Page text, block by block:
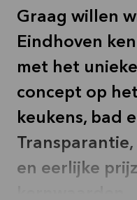
Graag willen
Eindhoven
met het
concept op
keukens, bad
en eerlijke